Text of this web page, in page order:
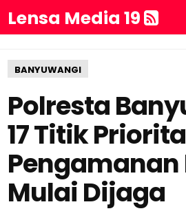
Lensa Media 19
BANYUWANGI
Polresta
17 Titik
Pengamanan
Mulai Dijaga